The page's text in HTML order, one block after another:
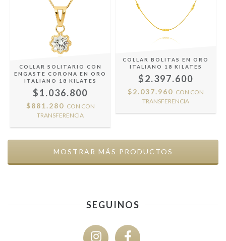
COLLAR SOLITARIO CON
ENGASTE CORONA EN ORO
ITALIANO 18 KILATES
$1.036.800
$881.280 CON CON
TRANSFERENCIA
COLLAR BOLITAS EN ORO
ITALIANO 18 KILATES
$2.397.600
$2.037.960 CON CON
TRANSFERENCIA
MOSTRAR MÁS PRODUCTOS
SEGUINOS